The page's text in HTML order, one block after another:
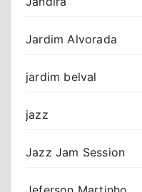
Jardim Alvorada
jardim belval
jazz
Jazz Jam Session